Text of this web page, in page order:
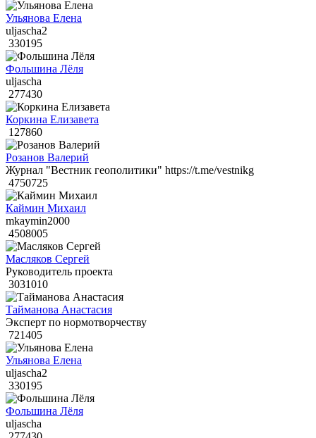
Ульянова Елена
uljascha2
330195
Фольшина Лёля
uljascha
277430
Коркина Елизавета
127860
Розанов Валерий
Журнал "Вестник геополитики" https://t.me/vestnikg
4750725
Каймин Михаил
mkaymin2000
4508005
Масляков Сергей
Руководитель проекта
3031010
Тайманова Анастасия
Эксперт по нормотворчеству
721405
Ульянова Елена
uljascha2
330195
Фольшина Лёля
uljascha